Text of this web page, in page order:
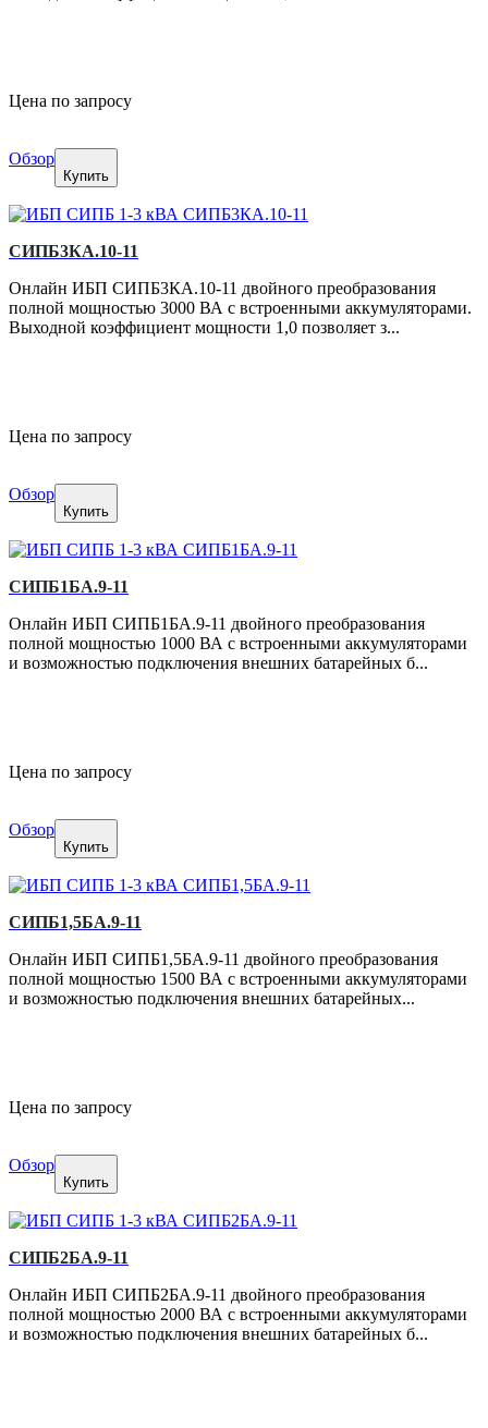
Цена по запросу
Обзор
Купить
СИПБ3КА.10-11
Онлайн ИБП СИПБ3КА.10-11 двойного преобразования
полной мощностью 3000 ВА с встроенными аккумуляторами.
Выходной коэффициент мощности 1,0 позволяет з...
Цена по запросу
Обзор
Купить
СИПБ1БА.9-11
Онлайн ИБП СИПБ1БА.9-11 двойного преобразования
полной мощностью 1000 ВА с встроенными аккумуляторами
и возможностью подключения внешних батарейных б...
Цена по запросу
Обзор
Купить
СИПБ1,5БА.9-11
Онлайн ИБП СИПБ1,5БА.9-11 двойного преобразования
полной мощностью 1500 ВА с встроенными аккумуляторами
и возможностью подключения внешних батарейных...
Цена по запросу
Обзор
Купить
СИПБ2БА.9-11
Онлайн ИБП СИПБ2БА.9-11 двойного преобразования
полной мощностью 2000 ВА с встроенными аккумуляторами
и возможностью подключения внешних батарейных б...